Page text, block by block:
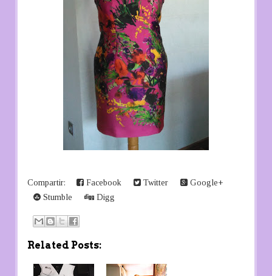
Compartir: Facebook Twitter
Google+
Stumble
Digg
Related Posts: